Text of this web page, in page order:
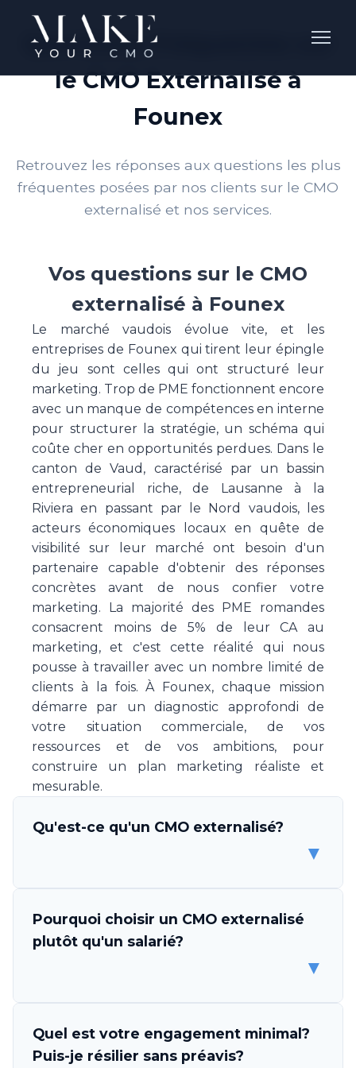
Questions Fréquentes sur
le CMO Externalisé à
Founex
Retrouvez les réponses aux questions les plus
fréquentes posées par nos clients sur le CMO
externalisé et nos services.
Vos questions sur le CMO
externalisé à Founex
Le marché vaudois évolue vite, et les
entreprises de Founex qui tirent leur épingle
du jeu sont celles qui ont structuré leur
marketing. Trop de PME fonctionnent encore
avec un manque de compétences en interne
pour structurer la stratégie, un schéma qui
coûte cher en opportunités perdues. Dans le
canton de Vaud, caractérisé par un bassin
entrepreneurial riche, de Lausanne à la
Riviera en passant par le Nord vaudois, les
acteurs économiques locaux en quête de
visibilité sur leur marché ont besoin d'un
partenaire capable d'obtenir des réponses
concrètes avant de nous confier votre
marketing. La majorité des PME romandes
consacrent moins de 5% de leur CA au
marketing, et c'est cette réalité qui nous
pousse à travailler avec un nombre limité de
clients à la fois. À Founex, chaque mission
démarre par un diagnostic approfondi de
votre situation commerciale, de vos
ressources et de vos ambitions, pour
construire un plan marketing réaliste et
mesurable.
Qu'est-ce qu'un CMO externalisé?
▼
Un CMO (Chief Marketing Officer) externalisé
est un professionnel ou une équipe de
spécialistes marketing qui s'engage à piloter
CMO vous met à disposition une expertise
complète en direction marketing, couvrant la
Pourquoi choisir un CMO externalisé
plutôt qu'un salarié?
▼
Les avantages sont multiples. D'abord,
l'économie est considérable: un CMO salarié
Quel est votre engagement minimal?
Puis-je résilier sans préavis?